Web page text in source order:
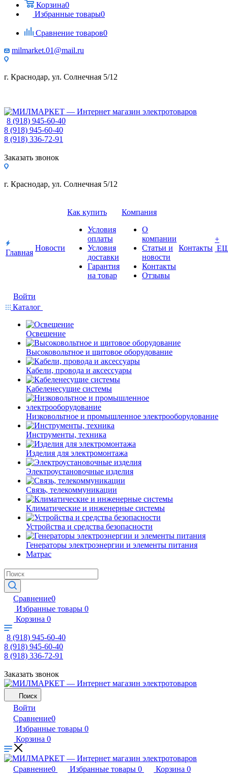
Корзина0
Избранные товары0
Сравнение товаров0
milmarket.01@mail.ru
г. Краснодар, ул. Солнечная 5/12
8 (918) 945-60-40
8 (918) 945-60-40
8 (918) 336-72-91
Заказать звонок
г. Краснодар, ул. Солнечная 5/12
Главная
Новости
Как купить
Условия
оплаты
Условия
доставки
Гарантия
на товар
Компания
О
компании
Статьи и
новости
Контакты
Отзывы
Контакты
+
Войти
Каталог
Освещение
Высоковольтное и щитовое оборудование
Кабели, провода и аксессуары
Кабеленесущие системы
Низковольтное и промышленное электрооборудование
Инструменты, техника
Изделия для электромонтажа
Электроустановочные изделия
Связь, телекоммуникации
Климатические и инженерные системы
Устройства и средства безопасности
Генераторы электроэнергии и элементы питания
Матрас
Сравнение0
Избранные товары 0
Корзина 0
8 (918) 945-60-40
8 (918) 945-60-40
8 (918) 336-72-91
Заказать звонок
Поиск
Войти
Сравнение0
Избранные товары 0
Корзина 0
Сравнение0 Избранные товары 0 Корзина 0